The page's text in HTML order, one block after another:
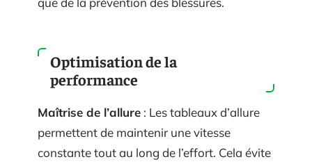
Optimisation de la
performance
Maîtrise de l’allure : Les tableaux d’allure
permettent de maintenir une vitesse
constante tout au long de l’effort. Cela évite